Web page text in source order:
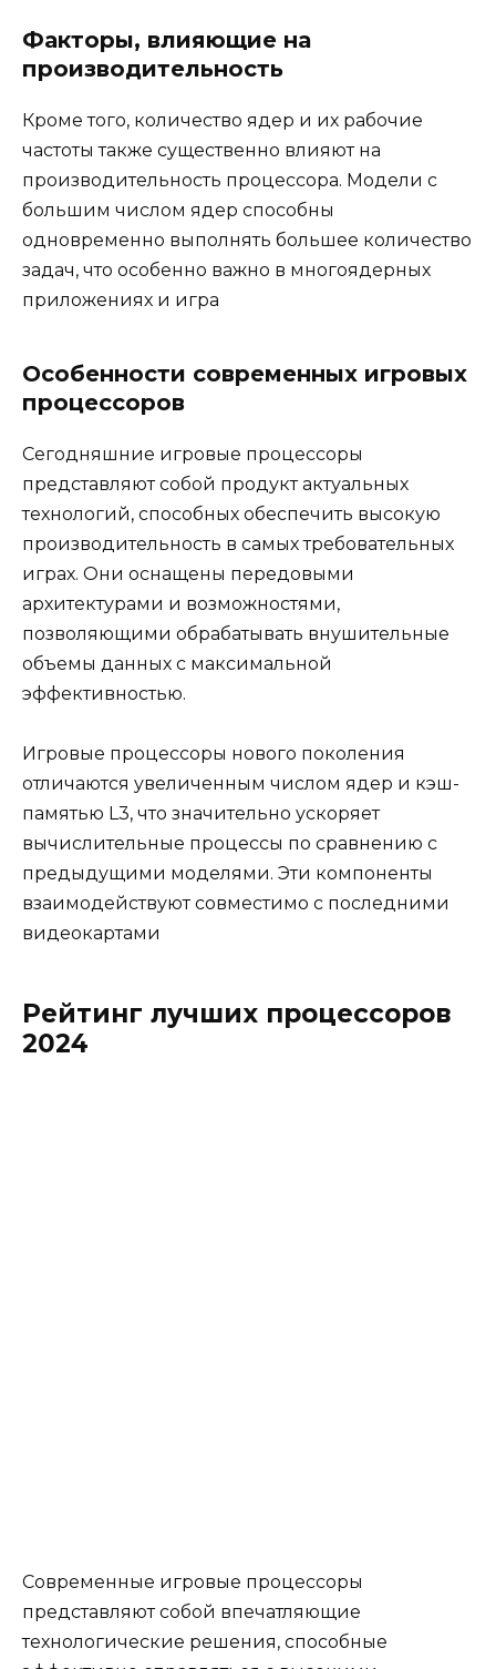
Факторы, влияющие на
производительность
Кроме того, количество ядер и их рабочие
частоты также существенно влияют на
производительность процессора. Модели с
большим числом ядер способны
одновременно выполнять большее количество
задач, что особенно важно в многоядерных
приложениях и игра
Особенности современных игровых
процессоров
Сегодняшние игровые процессоры
представляют собой продукт актуальных
технологий, способных обеспечить высокую
производительность в самых требовательных
играх. Они оснащены передовыми
архитектурами и возможностями,
позволяющими обрабатывать внушительные
объемы данных с максимальной
эффективностью.
Игровые процессоры нового поколения
отличаются увеличенным числом ядер и кэш-
памятью L3, что значительно ускоряет
вычислительные процессы по сравнению с
предыдущими моделями. Эти компоненты
взаимодействуют совместимо с последними
видеокартами
Рейтинг лучших процессоров
2024
Современные игровые процессоры
представляют собой впечатляющие
технологические решения, способные